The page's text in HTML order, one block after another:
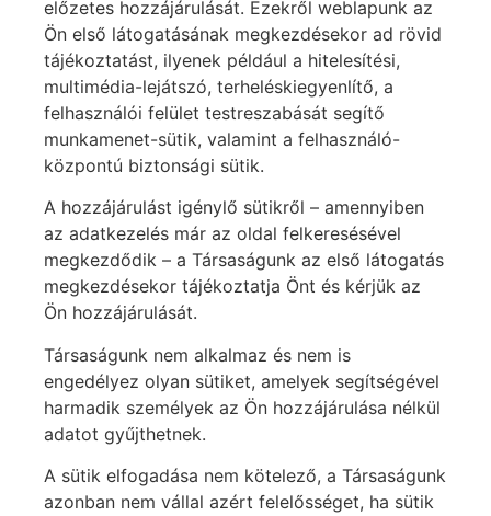
előzetes hozzájárulását. Ezekről weblapunk az
Ön első látogatásának megkezdésekor ad rövid
tájékoztatást, ilyenek például a hitelesítési,
multimédia-lejátszó, terheléskiegyenlítő, a
felhasználói felület testreszabását segítő
munkamenet-sütik, valamint a felhasználó-
központú biztonsági sütik.
A hozzájárulást igénylő sütikről – amennyiben
az adatkezelés már az oldal felkeresésével
megkezdődik – a Társaságunk az első látogatás
megkezdésekor tájékoztatja Önt és kérjük az
Ön hozzájárulását.
Társaságunk nem alkalmaz és nem is
engedélyez olyan sütiket, amelyek segítségével
harmadik személyek az Ön hozzájárulása nélkül
adatot gyűjthetnek.
A sütik elfogadása nem kötelező, a Társaságunk
azonban nem vállal azért felelősséget, ha sütik